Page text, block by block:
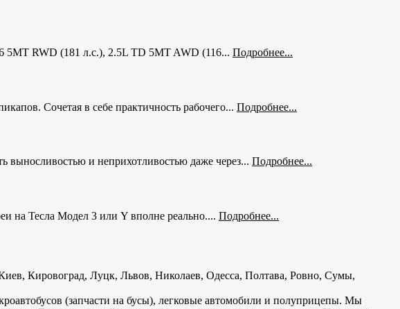
5MT RWD (181 л.с.), 2.5L TD 5MT AWD (116... Подробнее...
Сочетая в себе практичность рабочего... Подробнее...
выносливостью и неприхотливостью даже через... Подробнее...
на Тесла Модел 3 или Y вполне реально.... Подробнее...
Кировоград, Луцк, Львов, Николаев, Одесса, Полтава, Ровно, Сумы,
(запчасти на бусы), легковые автомобили и полуприцепы. Мы